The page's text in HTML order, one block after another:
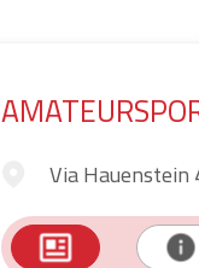
Via Hauenstein